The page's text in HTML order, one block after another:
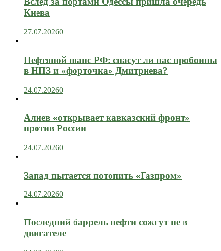
Киева
27.07.20260
Нефтяной шанс РФ: спасут ли нас пробоины
в НПЗ и «форточка» Дмитриева?
24.07.20260
Алиев «открывает кавказский фронт»
против России
24.07.20260
Запад пытается потопить «Газпром»
24.07.20260
Последний баррель нефти сожгут не в
двигателе